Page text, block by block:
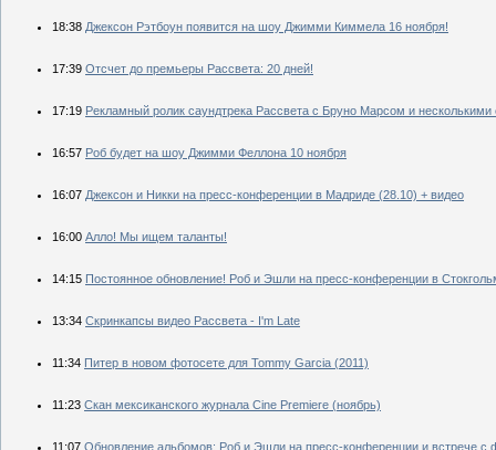
18:38 Джексон Рэтбоун появится на шоу Джимми Киммела 16 ноября!
17:39 Отсчет до премьеры Рассвета: 20 дней!
17:19 Рекламный ролик саундтрека Рассвета с Бруно Марсом и
16:57 Роб будет на шоу Джимми Феллона 10 ноября
16:07 Джексон и Никки на пресс-конференции в Мадриде (28.10) + видео
16:00 Алло! Мы ищем таланты!
14:15 Постоянное обновление! Роб и Эшли на пресс-конференции в
13:34 Скринкапсы видео Рассвета - I'm Late
11:34 Питер в новом фотосете для Tommy Garcia (2011)
11:23 Скан мексиканского журнала Cine Premiere (ноябрь)
11:07 Обновление альбомов: Роб и Эшли на пресс-конференции и встрече с